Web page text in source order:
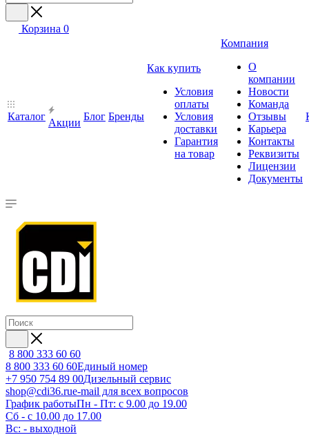
Корзина 0
Каталог
Акции
Блог Бренды
Как купить
Условия
оплаты
Условия
доставки
Гарантия
на товар
Компания
О
компании
Новости
Команда
Отзывы
Карьера
Контакты
Реквизиты
Лицензии
Документы
8 800 333 60 60
8 800 333 60 60Единый номер
+7 950 754 89 00Дизельный сервис
shop@cdi36.rue-mail для всех вопросов
График работыПн - Пт: с 9.00 до 19.00
Сб - с 10.00 до 17.00
Вс: - выходной